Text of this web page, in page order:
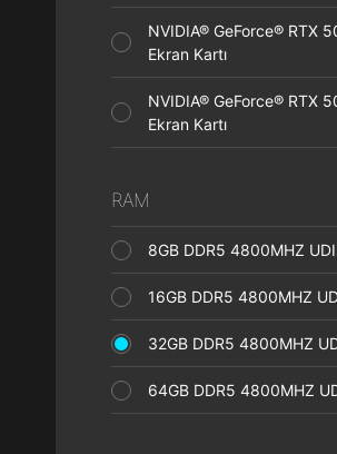
NVIDIA® GeForce® RTX
Ekran Kartı
NVIDIA® GeForce® RTX
Ekran Kartı
RAM
8GB DDR5 4800MHZ
16GB DDR5 4800MHZ
32GB DDR5 4800MHZ
64GB DDR5 4800MHZ